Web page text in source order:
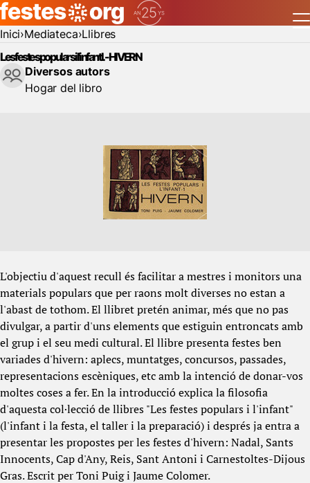
Inici Mediateca Llibres
Les festes populars i l'infant I.- HIVERN
Diversos autors
Hogar del libro
L'objectiu d'aquest recull és facilitar a mestres i monitors una
materials populars que per raons molt diverses no estan a
l'abast de tothom. El llibret pretén animar, més que no pas
divulgar, a partir d'uns elements que estiguin entroncats amb
el grup i el seu medi cultural. El llibre presenta festes ben
variades d'hivern: aplecs, muntatges, concursos, passades,
representacions escèniques, etc amb la intenció de donar-vos
moltes coses a fer. En la introducció explica la filosofia
d'aquesta col·lecció de llibres "Les festes populars i l'infant"
(l'infant i la festa, el taller i la preparació) i després ja entra a
presentar les propostes per les festes d'hivern: Nadal, Sants
Innocents, Cap d'Any, Reis, Sant Antoni i Carnestoltes-Dijous
Gras. Escrit per Toni Puig i Jaume Colomer.